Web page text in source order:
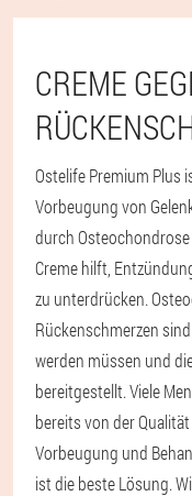
CREME
Ostelife Premium Plus
Vorbeugung von
durch
Creme hilft,
zu unterdrücken.
Rückenschmerzen
werden müssen und
bereitgestellt. Viele
bereits von der
Vorbeugung und
ist die beste Lösung.